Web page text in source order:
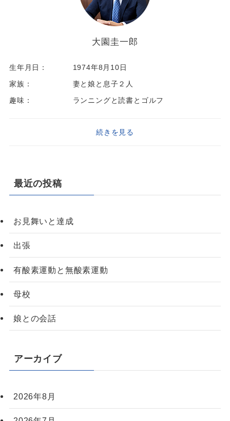
大園圭一郎
生年月日：
1974年8月10日
家族：
妻と娘と息子２人
趣味：
ランニングと読書とゴルフ
続きを見る
最近の投稿
お見舞いと達成
出張
有酸素運動と無酸素運動
母校
娘との会話
アーカイブ
2026年8月